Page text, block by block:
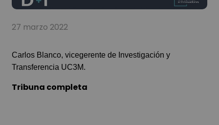
27 marzo 2022
Carlos Blanco, vicegerente de Investigación y
Transferencia UC3M.
Tribuna completa